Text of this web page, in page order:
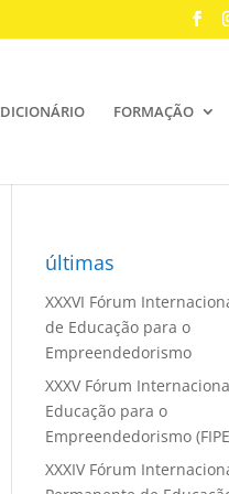
DICIONÁRIO FORMAÇÃO
últimas
XXXVI Fórum
de Educação para o
Empreendedorismo
XXXV Fórum
Educação para o
Empreendedorismo
XXXIV Fórum